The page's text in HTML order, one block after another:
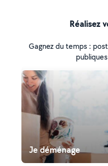
Réalisez
Gagnez du temps :
Je déménage